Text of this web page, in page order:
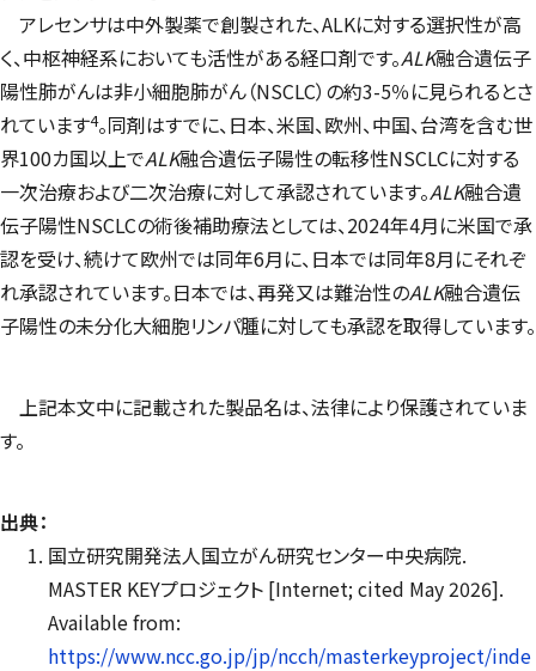
アレセンサは中外製薬で創製された、ALKに対する選択性が高
く、中枢神経系においても活性がある経口剤です。ALK融合遺伝子
陽性肺がんは非小細胞肺がん（NSCLC）の約3-5％に見られるとさ
れています4。同剤はすでに、日本、米国、欧州、中国、台湾を含む世
界100カ国以上でALK融合遺伝子陽性の転移性NSCLCに対する
一次治療および二次治療に対して承認されています。ALK融合遺
伝子陽性NSCLCの術後補助療法としては、2024年4月に米国で承
認を受け、続けて欧州では同年6月に、日本では同年8月にそれぞ
れ承認されています。日本では、再発又は難治性のALK融合遺伝
子陽性の未分化大細胞リンパ腫に対しても承認を取得しています。
上記本文中に記載された製品名は、法律により保護されていま
す。
出典：
国立研究開発法人国立がん研究センター中央病院.
MASTER KEYプロジェクト [Internet; cited May 2026].
Available from:
https://www.ncc.go.jp/jp/ncch/masterkeyproject/inde